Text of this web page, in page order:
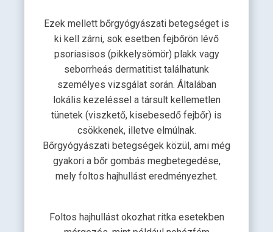
Ezek mellett bőrgyógyászati betegséget is
ki kell zárni, sok esetben fejbőrön lévő
psoriasisos (pikkelysömör) plakk vagy
seborrheás dermatitist találhatunk
személyes vizsgálat során. Általában
lokális kezeléssel a társult kellemetlen
tünetek (viszkető, kisebesedő fejbőr) is
csökkenek, illetve elmúlnak.
Bőrgyógyászati betegségek közül, ami még
gyakori a bőr gombás megbetegedése,
mely foltos hajhullást eredményezhet.
Foltos hajhullást okozhat ritka esetekben